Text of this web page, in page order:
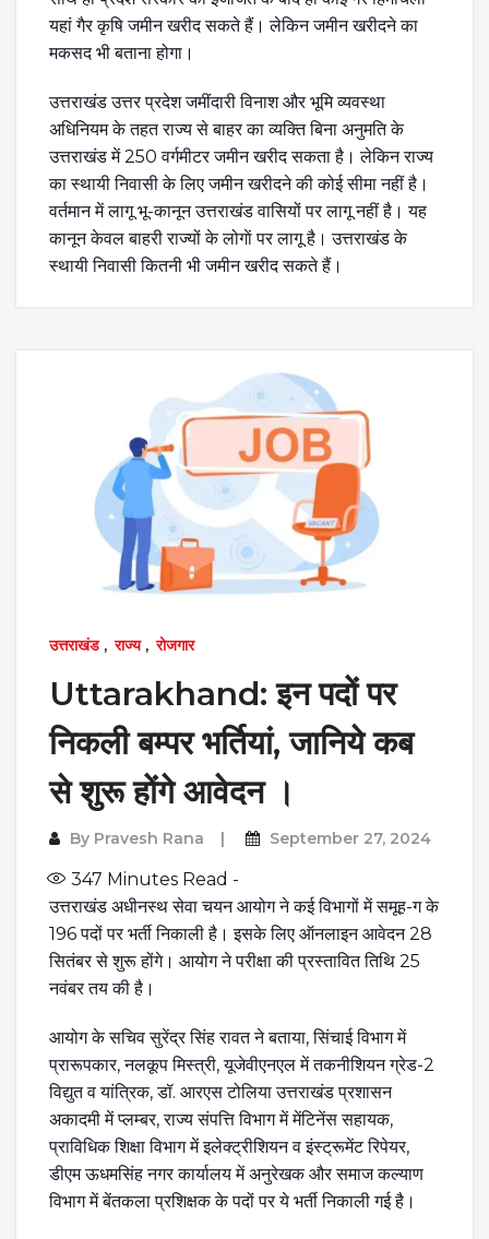
यहां गैर कृषि जमीन खरीद सकते हैं। लेकिन जमीन खरीदने का
मकसद भी बताना होगा।
उत्तराखंड उत्तर प्रदेश जमींदारी विनाश और भूमि व्यवस्था
अधिनियम के तहत राज्य से बाहर का व्यक्ति बिना अनुमति के
उत्तराखंड में 250 वर्गमीटर जमीन खरीद सकता है। लेकिन राज्य
का स्थायी निवासी के लिए जमीन खरीदने की कोई सीमा नहीं है।
वर्तमान में लागू भू-कानून उत्तराखंड वासियों पर लागू नहीं है। यह
कानून केवल बाहरी राज्यों के लोगाें पर लागू है। उत्तराखंड के
स्थायी निवासी कितनी भी जमीन खरीद सकते हैं।
उत्तराखंड, राज्य, रोजगार
Uttarakhand: इन पदों पर
निकली बम्पर भर्तियां, जानिये कब
से शुरू होंगे आवेदन ।
By Pravesh Rana September 27, 2024
347 Minutes Read -
उत्तराखंड अधीनस्थ सेवा चयन आयोग ने कई विभागों में समूह-ग के
196 पदों पर भर्ती निकाली है। इसके लिए ऑनलाइन आवेदन 28
सितंबर से शुरू होंगे। आयोग ने परीक्षा की प्रस्तावित तिथि 25
नवंबर तय की है।
आयोग के सचिव सुरेंद्र सिंह रावत ने बताया, सिंचाई विभाग में
प्रारूपकार, नलकूप मिस्त्री, यूजेवीएनएल में तकनीशियन ग्रेड-2
विद्युत व यांत्रिक, डॉ. आरएस टोलिया उत्तराखंड प्रशासन
अकादमी में प्लम्बर, राज्य संपत्ति विभाग में मेंटिनेंस सहायक,
प्राविधिक शिक्षा विभाग में इलेक्ट्रीशियन व इंस्ट्रूमेंट रिपेयर,
डीएम ऊधमसिंह नगर कार्यालय में अनुरेखक और समाज कल्याण
विभाग में बेंतकला प्रशिक्षक के पदों पर ये भर्ती निकाली गई है।